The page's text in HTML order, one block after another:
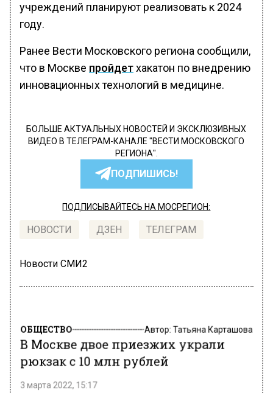
учреждений планируют реализовать к 2024
году.
Ранее Вести Московского региона сообщили,
что в Москве пройдетхакатон по внедрению
инновационных технологий в медицине.
БОЛЬШЕ АКТУАЛЬНЫХ НОВОСТЕЙ И ЭКСКЛЮЗИВНЫХ
ВИДЕО В ТЕЛЕГРАМ-КАНАЛЕ "ВЕСТИ МОСКОВСКОГО
РЕГИОНА".
ПОДПИШИСЬ!
ПОДПИСЫВАЙТЕСЬ НА МОСРЕГИОН:
НОВОСТИ ДЗЕН ТЕЛЕГРАМ
Новости СМИ2
ОБЩЕСТВО Автор:Татьяна Карташова
В Москве двое приезжих украли
рюкзак с 10 млн рублей
3 марта 2022, 15:17